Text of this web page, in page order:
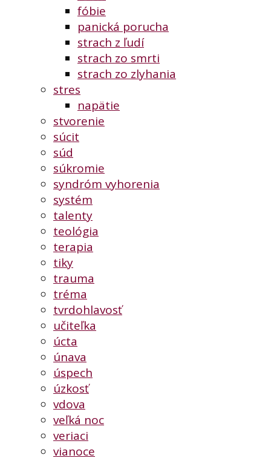
fóbie
panická porucha
strach z ľudí
strach zo smrti
strach zo zlyhania
stres
napätie
stvorenie
súcit
súd
súkromie
syndróm vyhorenia
systém
talenty
teológia
terapia
tiky
trauma
tréma
tvrdohlavosť
učiteľka
úcta
únava
úspech
úzkosť
vdova
veľká noc
veriaci
vianoce